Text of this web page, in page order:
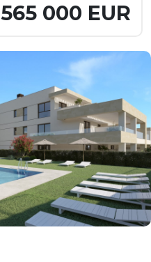
565 000 EUR